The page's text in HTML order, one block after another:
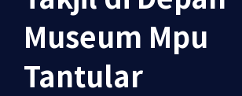
Museum Mpu
Tantular